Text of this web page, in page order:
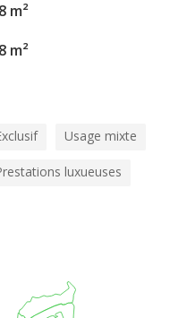
m²
m²
Usage mixte
luxueuses